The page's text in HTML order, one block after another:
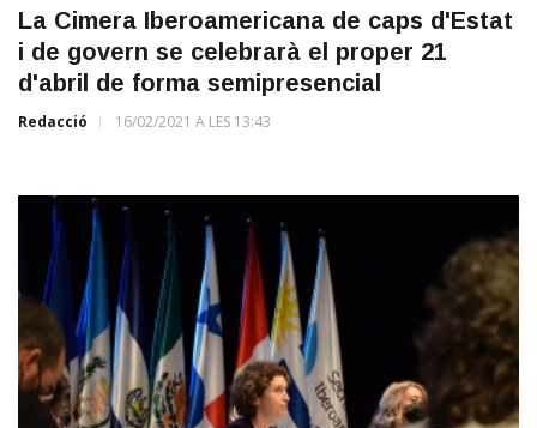
La Cimera Iberoamericana de caps d'Estat
i de govern se celebrarà el proper 21
d'abril de forma semipresencial
Redacció 16/02/2021 A LES 13:43